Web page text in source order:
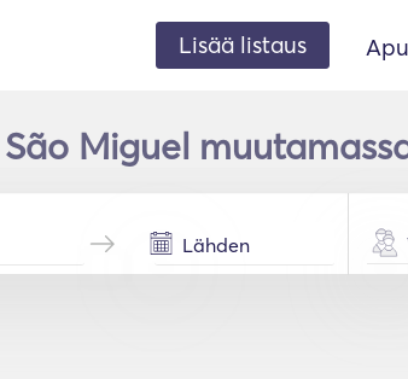
Lisää listaus
Miguel